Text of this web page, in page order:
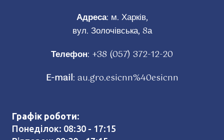
Адреса: м. Харків,
вул. Золочівська, 8а
Телефон: +38 (057) 372-12-20
E-mail: au.gro.esicnn%40esicnn
Графік роботи:
Понеділок: 08:30 - 17:15